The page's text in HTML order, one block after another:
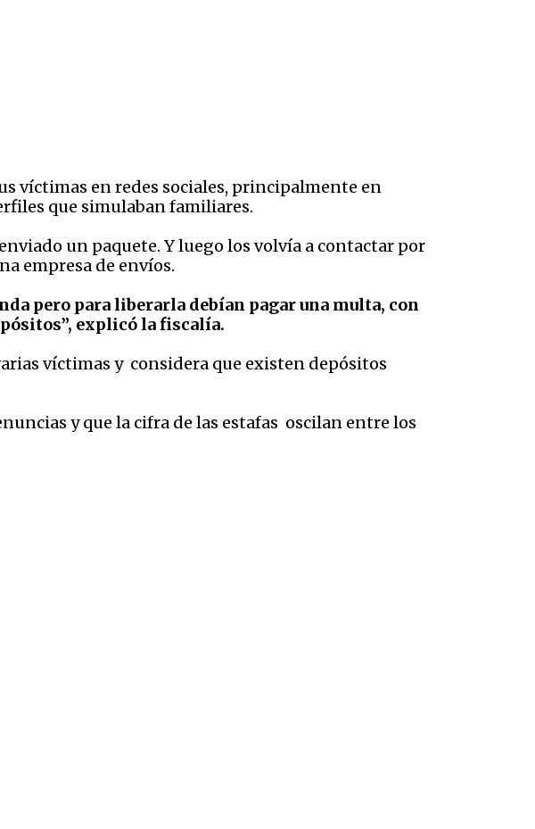
víctimas en redes sociales, principalmente en
que simulaban familiares.
un paquete. Y luego los volvía a contactar por
empresa de envíos.
pero para liberarla debían pagar una multa, con
explicó la fiscalía.
víctimas y considera que existen depósitos
y que la cifra de las estafas oscilan entre los